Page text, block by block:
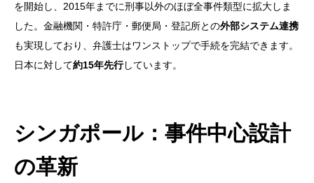
を開始し、2015年までに刑事以外のほぼ全事件類型に拡大しま
した。金融機関・特許庁・郵便局・登記所との外部システム連携
も実現しており、弁護士はワンストップで手続を完結できます。
日本に対して約15年先行しています。
シンガポール：事件中心設計
の革新